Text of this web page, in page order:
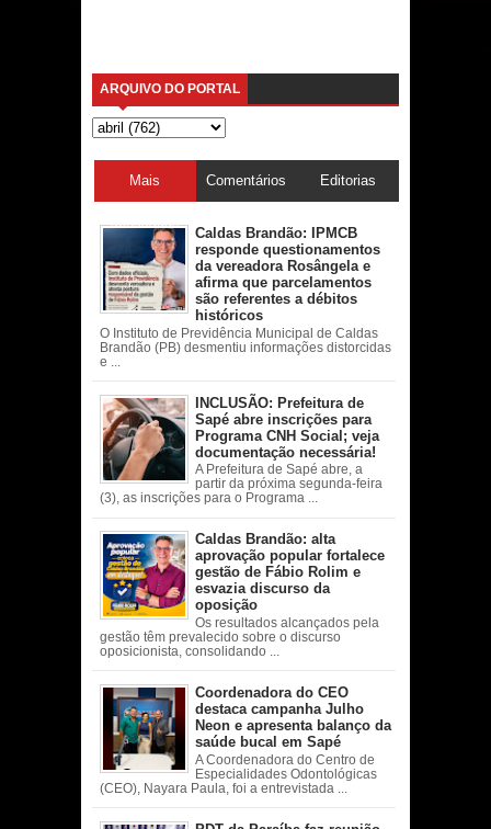
ARQUIVO DO PORTAL
Mais
acessadas
Comentários Editorias
Caldas Brandão: IPMCB
responde questionamentos
da vereadora Rosângela e
afirma que parcelamentos
são referentes a débitos
históricos
O Instituto de Previdência Municipal de Caldas
Brandão (PB) desmentiu informações distorcidas
e ...
INCLUSÃO: Prefeitura de
Sapé abre inscrições para
Programa CNH Social; veja
documentação necessária!
A Prefeitura de Sapé abre, a
partir da próxima segunda-feira
(3), as inscrições para o Programa ...
Caldas Brandão: alta
aprovação popular fortalece
gestão de Fábio Rolim e
esvazia discurso da
oposição
Os resultados alcançados pela
gestão têm prevalecido sobre o discurso
oposicionista, consolidando ...
Coordenadora do CEO
destaca campanha Julho
Neon e apresenta balanço da
saúde bucal em Sapé
A Coordenadora do Centro de
Especialidades Odontológicas
(CEO), Nayara Paula, foi a entrevistada ...